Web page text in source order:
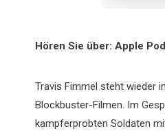
Hören Sie über: Apple
Travis Fimmel steht wieder
Blockbuster-Filmen. Im
kampferprobten Soldaten